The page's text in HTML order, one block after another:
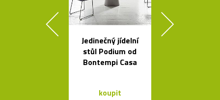
Jedinečný jídelní
stůl Podium od
Bontempi Casa
koupit